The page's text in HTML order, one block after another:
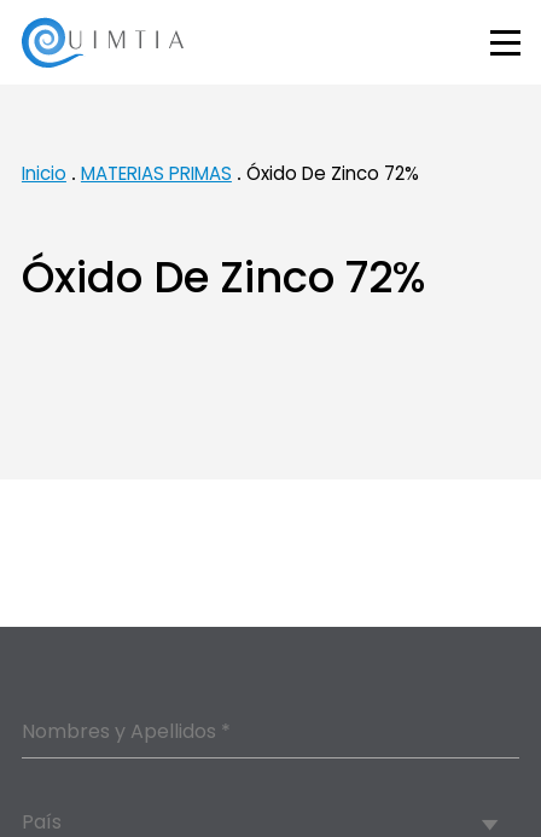
Inicio MATERIAS PRIMAS Óxido De Zinco 72%
Óxido De Zinco 72%
Nombres y Apellidos *
País